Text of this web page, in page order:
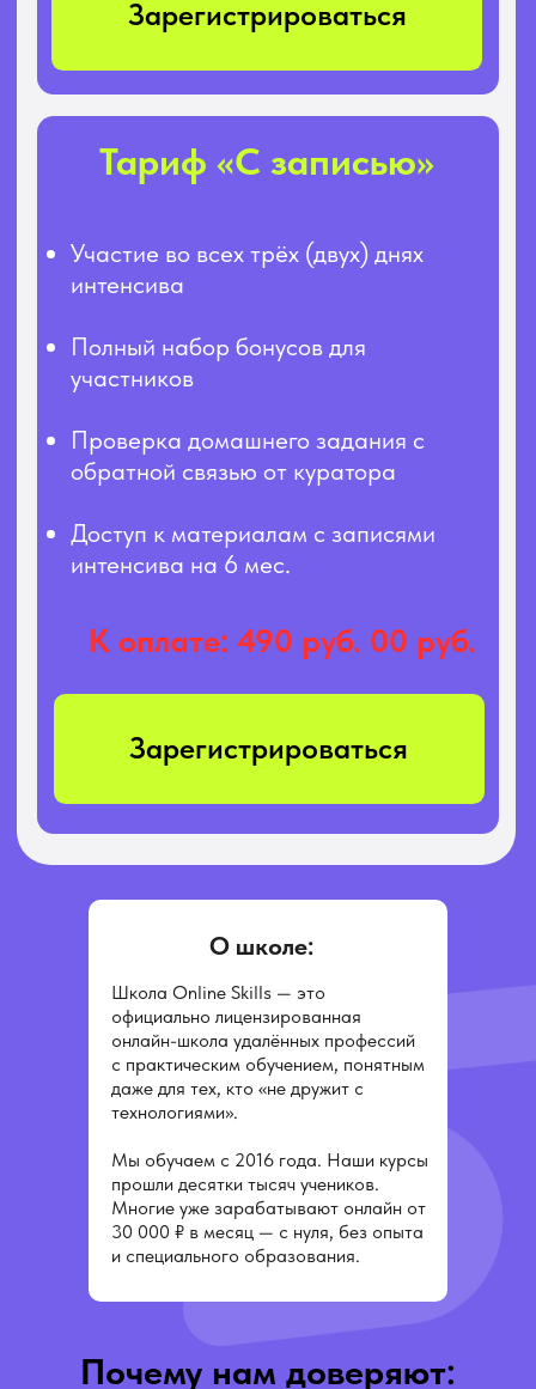
О школе:
Школа Online Skills — это
официально лицензированная
онлайн-школа удалённых профессий
с практическим обучением, понятным
даже для тех, кто «не дружит с
технологиями».
Мы обучаем с 2016 года. Наши курсы
прошли десятки тысяч учеников.
Многие уже зарабатывают онлайн от
30 000 ₽ в месяц — с нуля, без опыта
и специального образования.
Почему нам доверяют: